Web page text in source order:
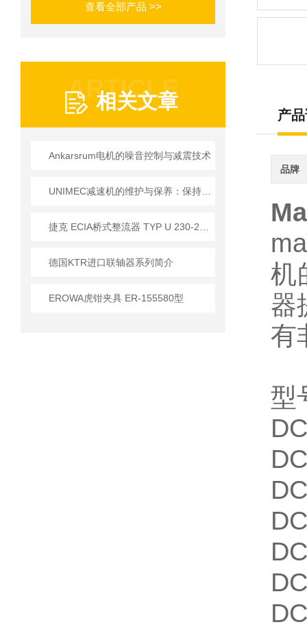
查看全部产品 >>
ARTICLE
相关文章
Ankarsrum电机的噪音控制与减震技术
德国KTR进口联轴器系列简介
EROWA虎钳夹具 ER-155580型
产
品牌
机
器
有
型